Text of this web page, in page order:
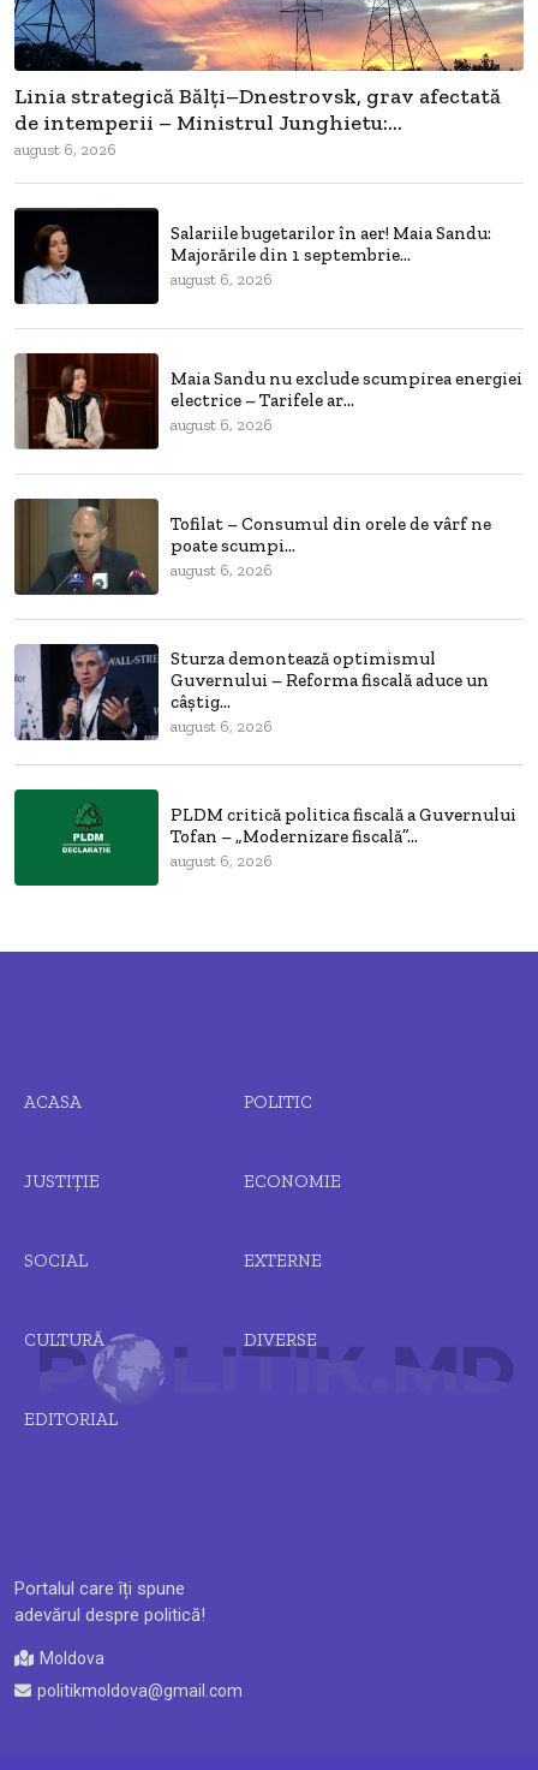
Linia strategică Bălți–Dnestrovsk, grav afectată
de intemperii – Ministrul Junghietu:...
august 6, 2026
Salariile bugetarilor în aer! Maia Sandu:
Majorările din 1 septembrie...
august 6, 2026
Maia Sandu nu exclude scumpirea energiei
electrice – Tarifele ar...
august 6, 2026
Tofilat – Consumul din orele de vârf ne
poate scumpi...
august 6, 2026
Sturza demontează optimismul
Guvernului – Reforma fiscală aduce un
câștig...
august 6, 2026
PLDM critică politica fiscală a Guvernului
Tofan – „Modernizare fiscală”...
august 6, 2026
Portalul care îți spune
adevărul despre politică!
Moldova
politikmoldova@gmail.com
ACASA POLITIC
JUSTIȚIE ECONOMIE
SOCIAL EXTERNE
CULTURĂ DIVERSE
EDITORIAL